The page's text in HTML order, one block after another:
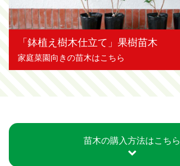
「鉢植え樹木仕立て」果樹苗木
家庭菜園向きの苗木はこちら
苗木の購入方法はこちら